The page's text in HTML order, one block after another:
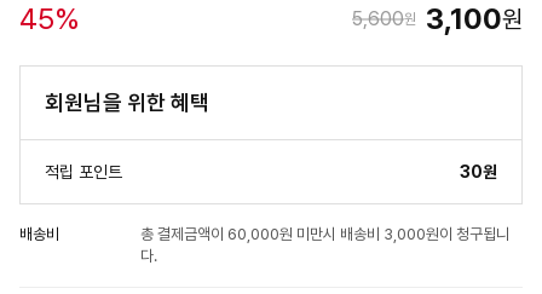
45% 5,600원 3,100원
회원님을 위한 혜택
적립 포인트 30원
배송비
총 결제금액이 60,000원 미만시 배송비 3,000원이 청구됩니
다.